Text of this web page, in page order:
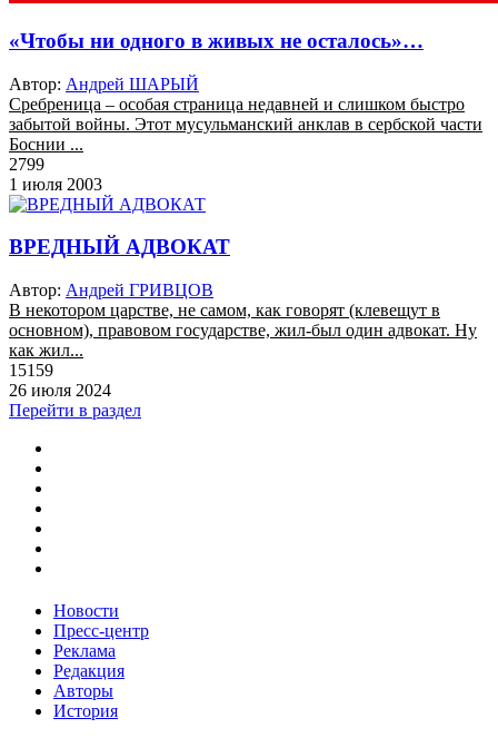
«Чтобы ни одного в живых не осталось»…
Автор: Андрей ШАРЫЙ
Сребреница – особая страница недавней и слишком быстро
забытой войны. Этот мусульманский анклав в сербской части
Боснии ...
2799
1 июля 2003
ВРЕДНЫЙ АДВОКАТ
Автор: Андрей ГРИВЦОВ
В некотором царстве, не самом, как говорят (клевещут в
основном), правовом государстве, жил-был один адвокат. Ну
как жил...
15159
26 июля 2024
Перейти в раздел
Новости
Пресс-центр
Реклама
Редакция
Авторы
История